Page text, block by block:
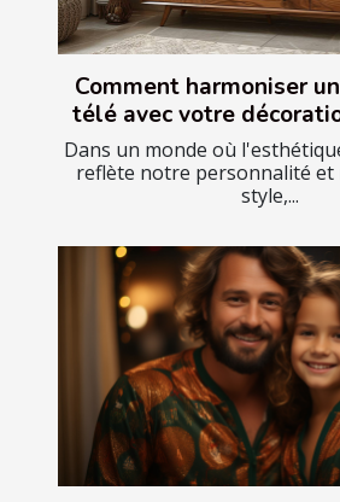
Comment harmoniser
télé avec votre
Dans un monde où
reflète notre personnalité et
style,...